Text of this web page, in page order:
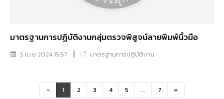
มาตรฐานการปฏิบัติงานกลุ่มตรวจพิสูจน์ลายพิมพ์นิ้วมือ
5 เม.ย 2024 15:57 มาตรฐานการปฏิบัติงาน
« 1 2 3 4 5 ... 7 »